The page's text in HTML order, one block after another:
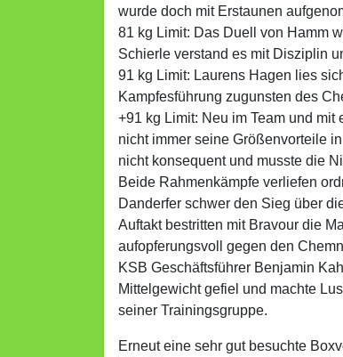
wurde doch mit Erstaunen
81 kg Limit: Das Duell von Hamm
Schierle verstand es mit Disziplin
91 kg Limit: Laurens Hagen lies
Kampfesführung zugunsten des
+91 kg Limit: Neu im Team und
nicht immer seine Größenvorteile
nicht konsequent und musste die
Beide Rahmenkämpfe verliefen
Danderfer schwer den Sieg über
Auftakt bestritten mit Bravour die
aufopferungsvoll gegen den
KSB Geschäftsführer Benjamin
Mittelgewicht gefiel und machte
seiner Trainingsgruppe.
Erneut eine sehr gut besuchte